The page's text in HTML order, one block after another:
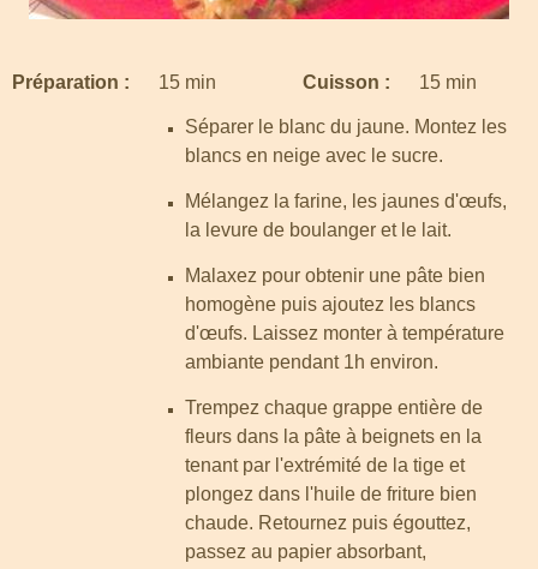
Préparation : 15 min Cuisson : 15 min
Séparer le blanc du jaune. Montez les
blancs en neige avec le sucre.
Mélangez la farine, les jaunes d'œufs,
la levure de boulanger et le lait.
Malaxez pour obtenir une pâte bien
homogène puis ajoutez les blancs
d'œufs. Laissez monter à température
ambiante pendant 1h environ.
Trempez chaque grappe entière de
fleurs dans la pâte à beignets en la
tenant par l'extrémité de la tige et
plongez dans l'huile de friture bien
chaude. Retournez puis égouttez,
passez au papier absorbant,